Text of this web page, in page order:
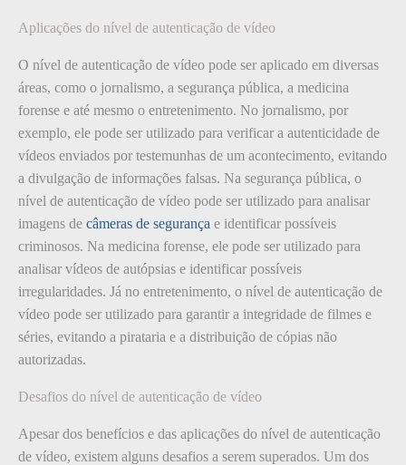
Aplicações do nível de autenticação de vídeo
O nível de autenticação de vídeo pode ser aplicado em diversas
áreas, como o jornalismo, a segurança pública, a medicina
forense e até mesmo o entretenimento. No jornalismo, por
exemplo, ele pode ser utilizado para verificar a autenticidade de
vídeos enviados por testemunhas de um acontecimento, evitando
a divulgação de informações falsas. Na segurança pública, o
nível de autenticação de vídeo pode ser utilizado para analisar
imagens de câmeras de segurança e identificar possíveis
criminosos. Na medicina forense, ele pode ser utilizado para
analisar vídeos de autópsias e identificar possíveis
irregularidades. Já no entretenimento, o nível de autenticação de
vídeo pode ser utilizado para garantir a integridade de filmes e
séries, evitando a pirataria e a distribuição de cópias não
autorizadas.
Desafios do nível de autenticação de vídeo
Apesar dos benefícios e das aplicações do nível de autenticação
de vídeo, existem alguns desafios a serem superados. Um dos